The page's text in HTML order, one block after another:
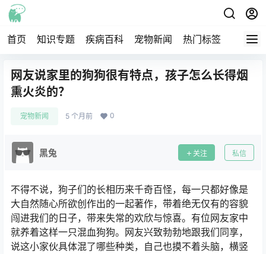
首页 知识专题 疾病百科 宠物新闻 热门标签 交流圈
网友说家里的狗狗很有特点，孩子怎么长得烟
熏火炎的？
宠物新闻 5 个月前 0
黑兔 关注 私信
不得不说，狗子们的长相历来千奇百怪，每一只都好像是
大自然随心所欲创作出的一起著作，带着绝无仅有的容貌
闯进我们的日子，带来失常的欢欣与惊喜。 有位网友家中
就养着这样一只混血狗狗。 网友兴致勃勃地跟我们同享，
说这小家伙具体混了哪些种类，自己也摸不着头脑，横竖